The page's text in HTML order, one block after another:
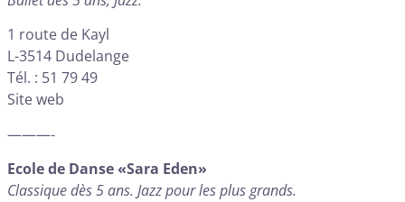
1 route de Kayl
L-3514 Dudelange
Tél. : 51 79 49
Site web
———-
Ecole de Danse «Sara Eden»
Classique dès 5 ans. Jazz pour les plus grands.